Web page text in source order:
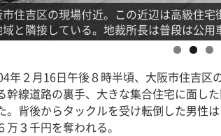
住吉区の現場付近。この近辺は高級住
と隣接している。地裁所長は普段は公用
年２月16日午後８時半頃、大阪市住吉区
幹線道路の裏手、大きな集合住宅に面し
。背後からタックルを受け転倒した男性
万３千円を奪われる。